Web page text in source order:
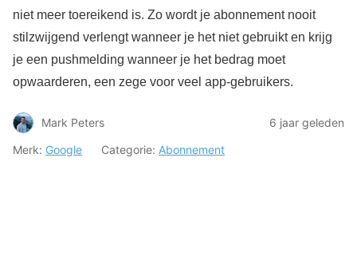
niet meer toereikend is. Zo wordt je abonnement nooit
stilzwijgend verlengt wanneer je het niet gebruikt en krijg
je een pushmelding wanneer je het bedrag moet
opwaarderen, een zege voor veel app-gebruikers.
Mark Peters
6 jaar geleden
Merk: Google Categorie: Abonnement